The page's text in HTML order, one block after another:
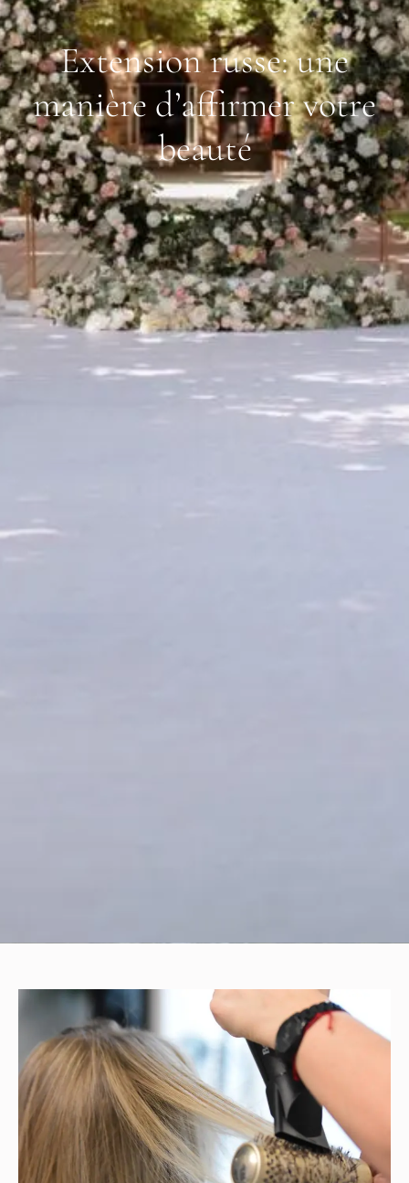
Extension russe: une
manière d’affirmer votre
beauté